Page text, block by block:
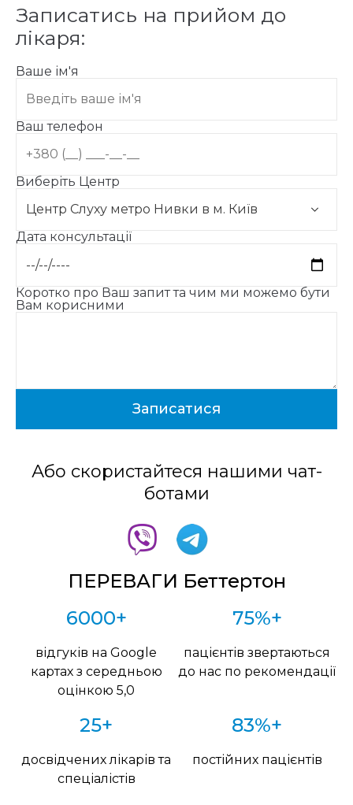
Записатись на прийом до
лікаря:
Ваше ім'я
Ваш телефон
Виберіть Центр
Дата консультації
Коротко про Ваш запит та чим ми можемо бути
Вам корисними
Або скористайтеся нашими чат-
ботами
ПЕРЕВАГИ Беттертон
6000+
відгуків на Google
картах з середньою
оцінкою 5,0
75%+
пацієнтів звертаються
до нас по рекомендації
25+
досвідчених лікарів та
спеціалістів
83%+
постійних пацієнтів